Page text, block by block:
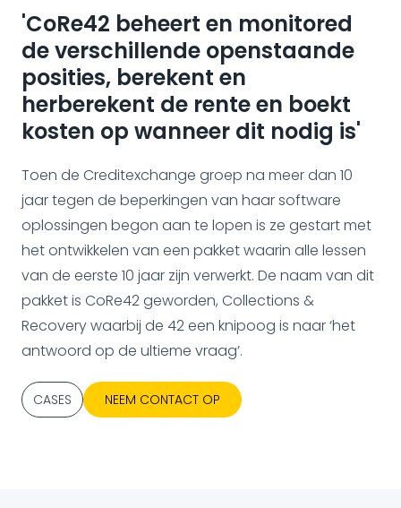
'CoRe42 beheert en monitored
de verschillende openstaande
posities, berekent en
herberekent de rente en boekt
kosten op wanneer dit nodig is'
Toen de Creditexchange groep na meer dan 10
jaar tegen de beperkingen van haar software
oplossingen begon aan te lopen is ze gestart met
het ontwikkelen van een pakket waarin alle lessen
van de eerste 10 jaar zijn verwerkt. De naam van dit
pakket is CoRe42 geworden, Collections &
Recovery waarbij de 42 een knipoog is naar ‘het
antwoord op de ultieme vraag’.
CASES NEEM CONTACT OP